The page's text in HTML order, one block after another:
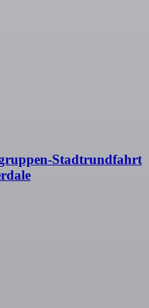
Stadtrundfahrt